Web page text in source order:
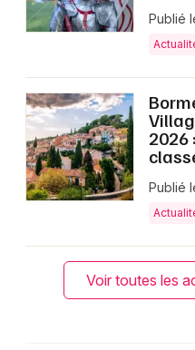
Publié
2026
Publié
Voir toutes les